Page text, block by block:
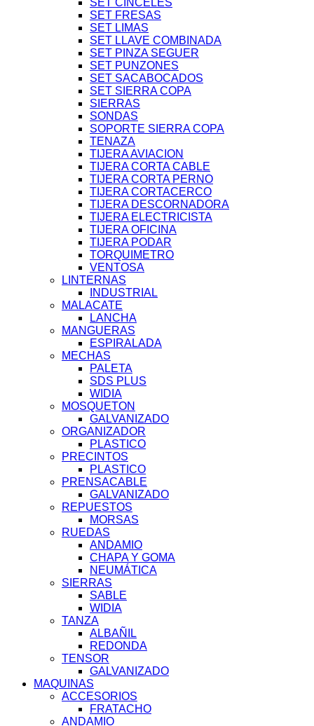
SET CINCELES
SET FRESAS
SET LIMAS
SET LLAVE COMBINADA
SET PINZA SEGUER
SET PUNZONES
SET SACABOCADOS
SET SIERRA COPA
SIERRAS
SONDAS
SOPORTE SIERRA COPA
TENAZA
TIJERA AVIACION
TIJERA CORTA CABLE
TIJERA CORTA PERNO
TIJERA CORTACERCO
TIJERA DESCORNADORA
TIJERA ELECTRICISTA
TIJERA OFICINA
TIJERA PODAR
TORQUIMETRO
VENTOSA
LINTERNAS
INDUSTRIAL
MALACATE
LANCHA
MANGUERAS
ESPIRALADA
MECHAS
PALETA
SDS PLUS
WIDIA
MOSQUETON
GALVANIZADO
ORGANIZADOR
PLASTICO
PRECINTOS
PLASTICO
PRENSACABLE
GALVANIZADO
REPUESTOS
MORSAS
RUEDAS
ANDAMIO
CHAPA Y GOMA
NEUMÁTICA
SIERRAS
SABLE
WIDIA
TANZA
ALBAÑIL
REDONDA
TENSOR
GALVANIZADO
MAQUINAS
ACCESORIOS
FRATACHO
ANDAMIO